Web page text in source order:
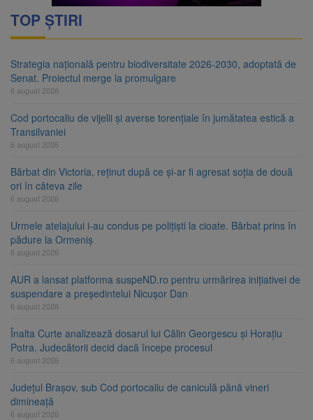
TOP ȘTIRI
Strategia națională pentru biodiversitate 2026-2030, adoptată de
Senat. Proiectul merge la promulgare
6 august 2026
Cod portocaliu de vijelii și averse torențiale în jumătatea estică a
Transilvaniei
6 august 2026
Bărbat din Victoria, reținut după ce și-ar fi agresat soția de două
ori în câteva zile
6 august 2026
Urmele atelajului i-au condus pe polițiști la cioate. Bărbat prins în
pădure la Ormeniș
6 august 2026
AUR a lansat platforma suspeND.ro pentru urmărirea inițiativei de
suspendare a președintelui Nicușor Dan
6 august 2026
Înalta Curte analizează dosarul lui Călin Georgescu și Horațiu
Potra. Judecătorii decid dacă începe procesul
6 august 2026
Județul Brașov, sub Cod portocaliu de caniculă până vineri
dimineață
6 august 2026